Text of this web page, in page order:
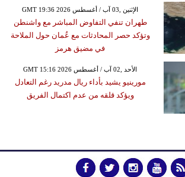
GMT 19:36 2026 الإثنين ,03 آب / أغسطس
طهران تنفي التفاوض المباشر مع واشنطن
وتؤكد حصر المحادثات مع عُمان حول الملاحة
في مضيق هرمز
GMT 15:16 2026 الأحد ,02 آب / أغسطس
مورينيو يشيد بأداء ريال مدريد رغم التعادل
ويؤكد قلقه من عدم اكتمال الفريق